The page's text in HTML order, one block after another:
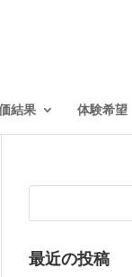
結果 体験希望
最近の投稿